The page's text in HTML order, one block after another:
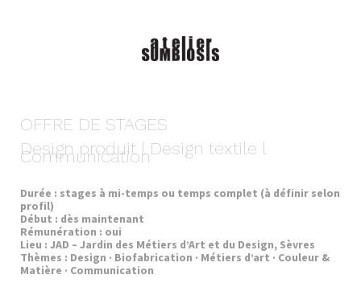
OFFRE DE STAGES
Design produit l Design textile l
Communication
Durée : stages à mi-temps ou temps complet (à définir selon
profil)
Début : dès maintenant
Rémunération : oui
Lieu : JAD – Jardin des Métiers d’Art et du Design, Sèvres
Thèmes : Design · Biofabrication · Métiers d’art · Couleur &
Matière · Communication